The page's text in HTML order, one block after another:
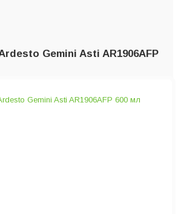
Gemini Asti AR1906AFP